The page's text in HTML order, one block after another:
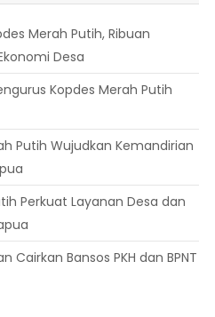
Merah Putih, Ribuan
Desa
Kopdes Merah Putih
Putih Wujudkan Kemandirian
Perkuat Layanan Desa dan
Cairkan Bansos PKH dan BPNT